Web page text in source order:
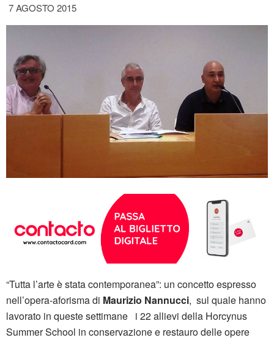
7 AGOSTO 2015
“Tutta l’arte è stata contemporanea”: un concetto espresso
nell’opera-aforisma di Maurizio Nannucci, sul quale hanno
lavorato in queste settimane i 22 allievi della Horcynus
Summer School in conservazione e restauro delle opere